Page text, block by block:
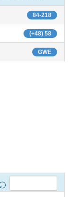
84-218
(+48) 58
GWE